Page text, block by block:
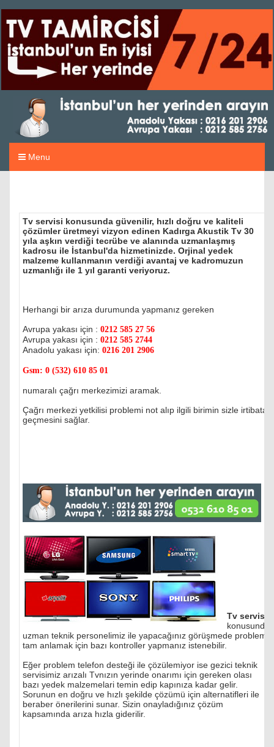
Menu
Tv servisi konusunda güvenilir, hızlı doğru ve kaliteli
çözümler üretmeyi vizyon edinen Kadırga Akustik Tv 30
yıla aşkın verdiği tecrübe ve alanında uzmanlaşmış
kadrosu ile İstanbul'da hizmetinizde. Orjinal yedek
malzeme kullanmanın verdiği avantaj ve kadromuzun
uzmanlığı ile 1 yıl garanti veriyoruz.
Herhangi bir arıza durumunda yapmanız gereken
Avrupa yakası için : 0212 585 27 56
Avrupa yakası için : 0212 585 2744
Anadolu yakası için: 0216 201 2906
Gsm: 0 (532) 610 85 01
numaralı çağrı merkezimizi aramak.
Çağrı merkezi yetkilisi problemi not alıp ilgili birimin sizle irtibata
geçmesini sağlar.
Tv servisi
konusunda
uzman teknik personelimiz ile yapacağınız görüşmede problemi
tam anlamak için bazı kontroller yapmanız istenebilir.
Eğer problem telefon desteği ile çözülemiyor ise gezici teknik
servisimiz arızalı Tvnızın yerinde onarımı için gereken olası
bazı yedek malzemelari temin edip kapınıza kadar gelir.
Sorunun en doğru ve hızlı şekilde çözümü için alternatifleri ile
beraber önerilerini sunar. Sizin onayladığınız çözüm
kapsamında arıza hızla giderilir.